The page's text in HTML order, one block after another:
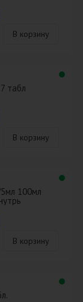
В корзину
табл
В корзину
100мл
В корзину